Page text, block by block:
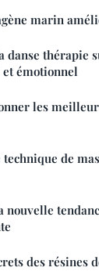
marin
danse thérapie
émotionnel
les
de
nouvelle
des résines